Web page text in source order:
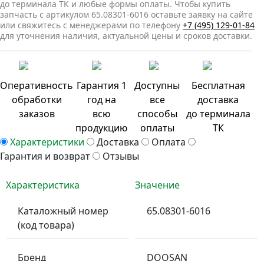
до терминала ТК и любые формы оплаты. Чтобы купить
запчасть с артикулом 65.08301-6016 оставьте заявку на сайте
или свяжитесь с менеджерами по телефону +7 (495) 129-01-84
для уточнения наличия, актуальной цены и сроков доставки.
Оперативность
обработки
заказов
Гарантия 1
год на
всю
продукцию
Доступны
все
способы
оплаты
Бесплатная
доставка
до терминала
ТК
Характеристики
Доставка
Оплата
Гарантия и возврат
Отзывы
Характеристика
Значение
Каталожный номер
(код товара)
65.08301-6016
Бренд
DOOSAN